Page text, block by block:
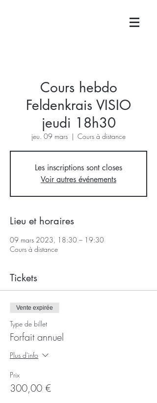
Cours hebdo
Feldenkrais VISIO
jeudi 18h30
jeu. 09 mars
  |
Cours à distance
Les inscriptions sont closes
Voir autres événements
Lieu et horaires
09 mars 2023, 18:30 – 19:30
Cours à distance
Tickets
Vente expirée
Type de billet
Forfait annuel
Plus d'info
Prix
300,00 €